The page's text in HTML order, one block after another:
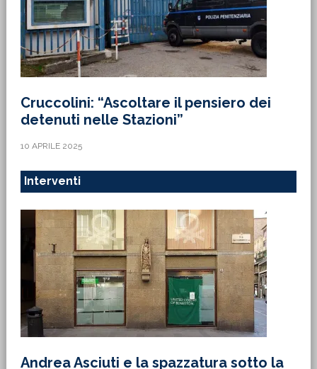
Cruccolini: “Ascoltare il pensiero dei
detenuti nelle Stazioni”
10 APRILE 2025
Interventi
Andrea Asciuti e la spazzatura sotto la